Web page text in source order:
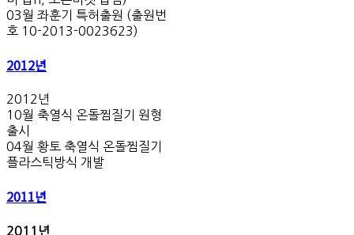
03월 좌훈기 특허출원 (출원번
호 10-2013-0023623)
2012년
2012년
10월 축열식 온돌찜질기 원형
출시
04월 황토 축열식 온돌찜질기
플라스틱방식 개발
2011년
2011 년